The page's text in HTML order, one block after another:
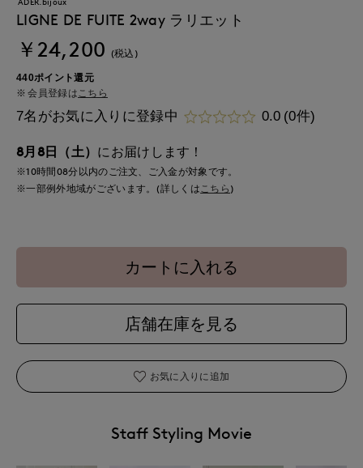
LIGNE DE FUITE 2way ラリエット
￥24,200 (税込)
440ポイント還元
会員登録は こちら
7名がお気に入りに登録中 0.0 (0件)
8月8日（土） にお届けします！
※10時間08分以内のご注文、ご入金が対象です。
※一部例外地域がございます。(詳しくはこちら )
カートに入れる
店舗在庫を見る
お気に入りに追加
Staff Styling Movie